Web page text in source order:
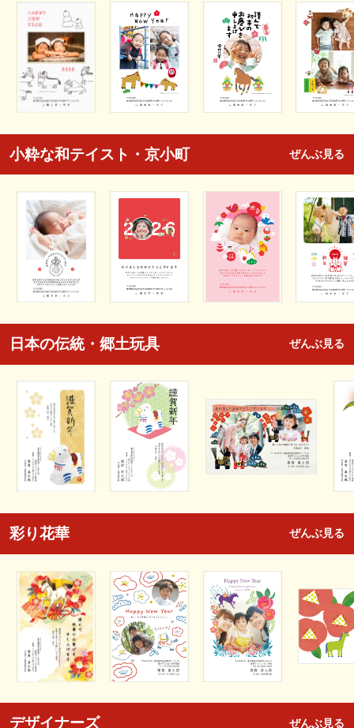
小粋な和テイスト・京小町 ぜんぶ見る
日本の伝統・郷土玩具 ぜんぶ見る
彩り花華 ぜんぶ見る
デザイナーズ ぜんぶ見る